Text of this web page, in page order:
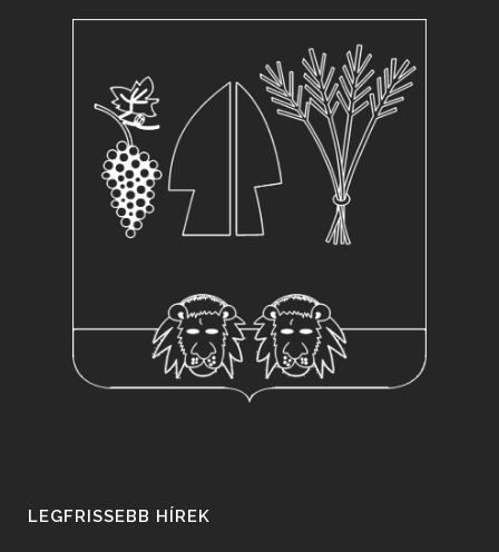
LEGFRISSEBB HÍREK